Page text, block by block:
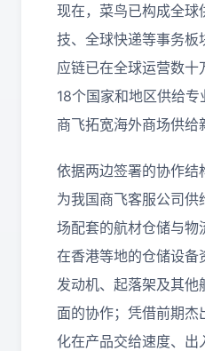
现在，菜鸟已构成全球
技、全球快递等事务板
应链已在全球运营数十
18个国家和地区供给
商飞拓宽海外商场供给
依据两边签署的协作结
为我国商飞客服公司供
场配套的航材仓储与物
在香港等地的仓储设备
发动机、起落架及其他
面的协作；凭借前期杰
化在产品交给速度、